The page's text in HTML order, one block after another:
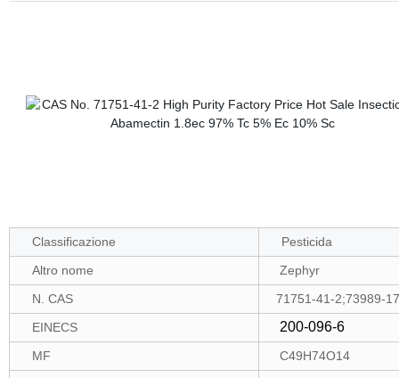
Classificazione
Pesticida
Altro nome
Zephyr
N. CAS
71751-41-2;73989-
EINECS
200-096-6
MF
C49H74O14